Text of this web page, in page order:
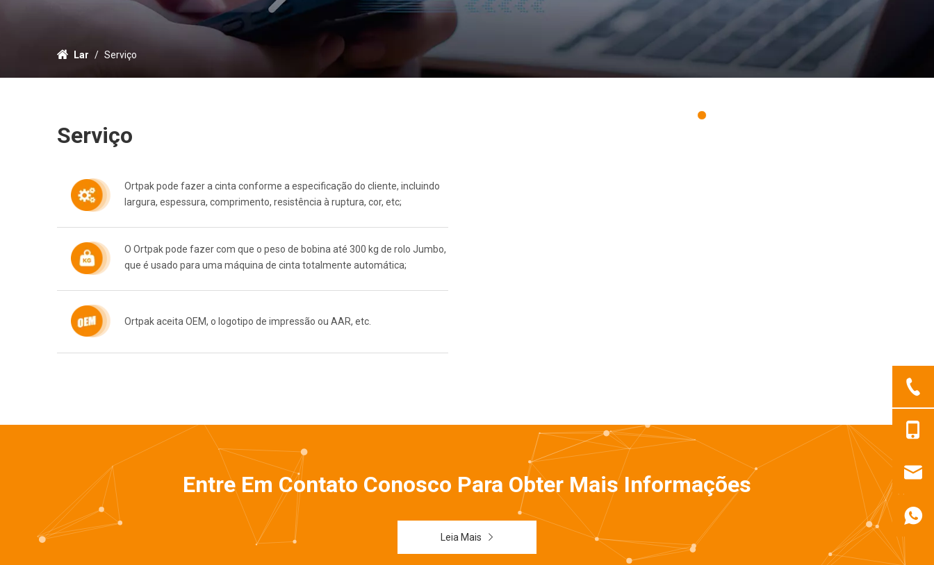
Lar / Serviço
Serviço
Ortpak pode fazer a cinta conforme a especificação do cliente, incluindo
largura, espessura, comprimento, resistência à ruptura, cor, etc;
O Ortpak pode fazer com que o peso de bobina até 300 kg de rolo Jumbo,
que é usado para uma máquina de cinta totalmente automática;
Ortpak aceita OEM, o logotipo de impressão ou AAR, etc.
Entre Em Contato Conosco Para Obter Mais Informações
Leia Mais